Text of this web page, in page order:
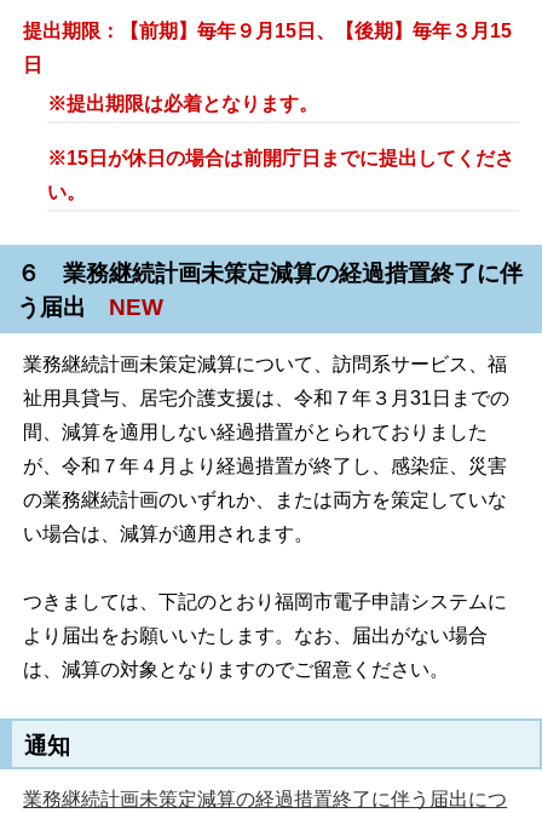
提出期限：【前期】毎年９月15日、【後期】毎年３月15
日
※提出期限は必着となります。
※15日が休日の場合は前開庁日までに提出してくださ
い。
６ 業務継続計画未策定減算の経過措置終了に伴
う届出 NEW
業務継続計画未策定減算について、訪問系サービス、福
祉用具貸与、居宅介護支援は、令和７年３月31日までの
間、減算を適用しない経過措置がとられておりました
が、令和７年４月より経過措置が終了し、感染症、災害
の業務継続計画のいずれか、または両方を策定していな
い場合は、減算が適用されます。
つきましては、下記のとおり福岡市電子申請システムに
より届出をお願いいたします。なお、届出がない場合
は、減算の対象となりますのでご留意ください。
通知
業務継続計画未策定減算の経過措置終了に伴う届出につ